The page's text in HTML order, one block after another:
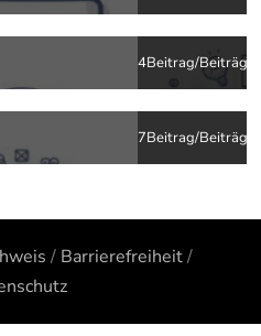
4Beitrag/Beiträge
7Beitrag/Beiträge
/ Barrierefreiheit/